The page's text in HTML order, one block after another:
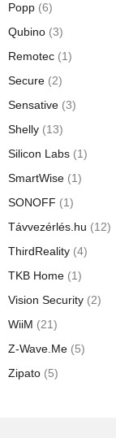
Popp (6)
Qubino (3)
Remotec (1)
Secure (2)
Sensative (3)
Shelly (13)
Silicon Labs (1)
SmartWise (1)
SONOFF (1)
Távvezérlés.hu (12)
ThirdReality (4)
TKB Home (1)
Vision Security (2)
WiiM (21)
Z-Wave.Me (5)
Zipato (5)